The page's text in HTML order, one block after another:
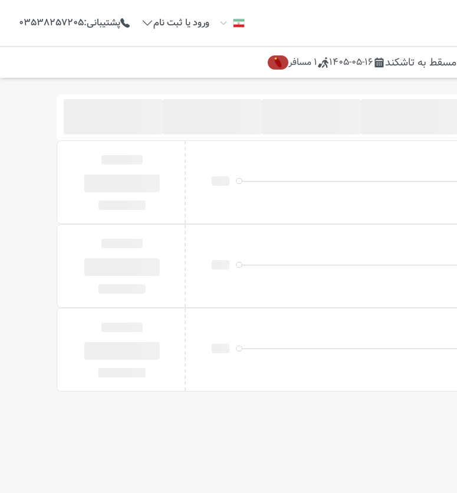
ورود یا ثبت نام پشتیبانی:
03538257205
مسقط به تاشکند 1405-05-16
1 مسافر